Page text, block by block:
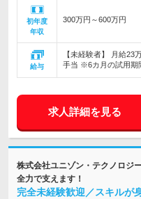
初年度
年収
300万円～600万円
給与
【未経験者】 月給23
手当 ※6カ月の試用期
求人詳細を見る
株式会社ユニゾン・テクノロジ
全力で支えます！
完全未経験歓迎／スキルが